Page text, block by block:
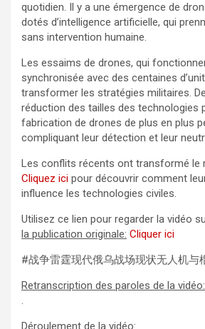
quotidien. Il y a une émergence de
dotés d’intelligence artificielle, qui
sans intervention humaine.
Les essaims de drones, qui
synchronisée avec des centaines
transformer les stratégies militaires.
réduction des tailles des technologies
fabrication de drones de plus en plus
compliquant leur détection et leur
Les conflits récents ont transformé le
Cliquez ici pour découvrir comment
influence les technologies civiles.
Utilisez ce lien pour regarder la vidéo
la publication originale: Cliquer ici
#战争雷霆现代俄乌战场现状无人机与
Retranscription des paroles de la vidéo:
.
Déroulement de la vidéo: